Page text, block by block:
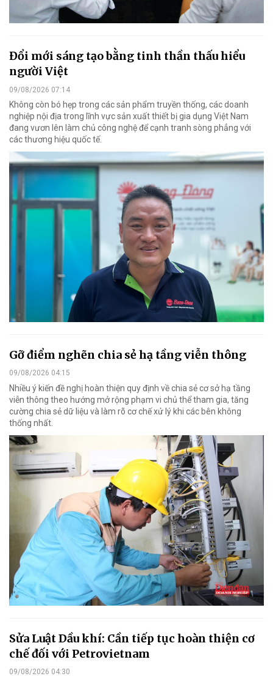
Đổi mới sáng tạo bằng tinh thần thấu hiểu
người Việt
09/08/2026 07:14
Không còn bó hẹp trong các sản phẩm truyền thống, các doanh
nghiệp nội địa trong lĩnh vực sản xuất thiết bị gia dụng Việt Nam
đang vươn lên làm chủ công nghệ để cạnh tranh sòng phẳng với
các thương hiệu quốc tế.
Gỡ điểm nghẽn chia sẻ hạ tầng viễn thông
09/08/2026 04:15
Nhiều ý kiến đề nghị hoàn thiện quy định về chia sẻ cơ sở hạ tầng
viễn thông theo hướng mở rộng phạm vi chủ thể tham gia, tăng
cường chia sẻ dữ liệu và làm rõ cơ chế xử lý khi các bên không
thống nhất.
Sửa Luật Dầu khí: Cần tiếp tục hoàn thiện cơ
chế đối với Petrovietnam
09/08/2026 04:30